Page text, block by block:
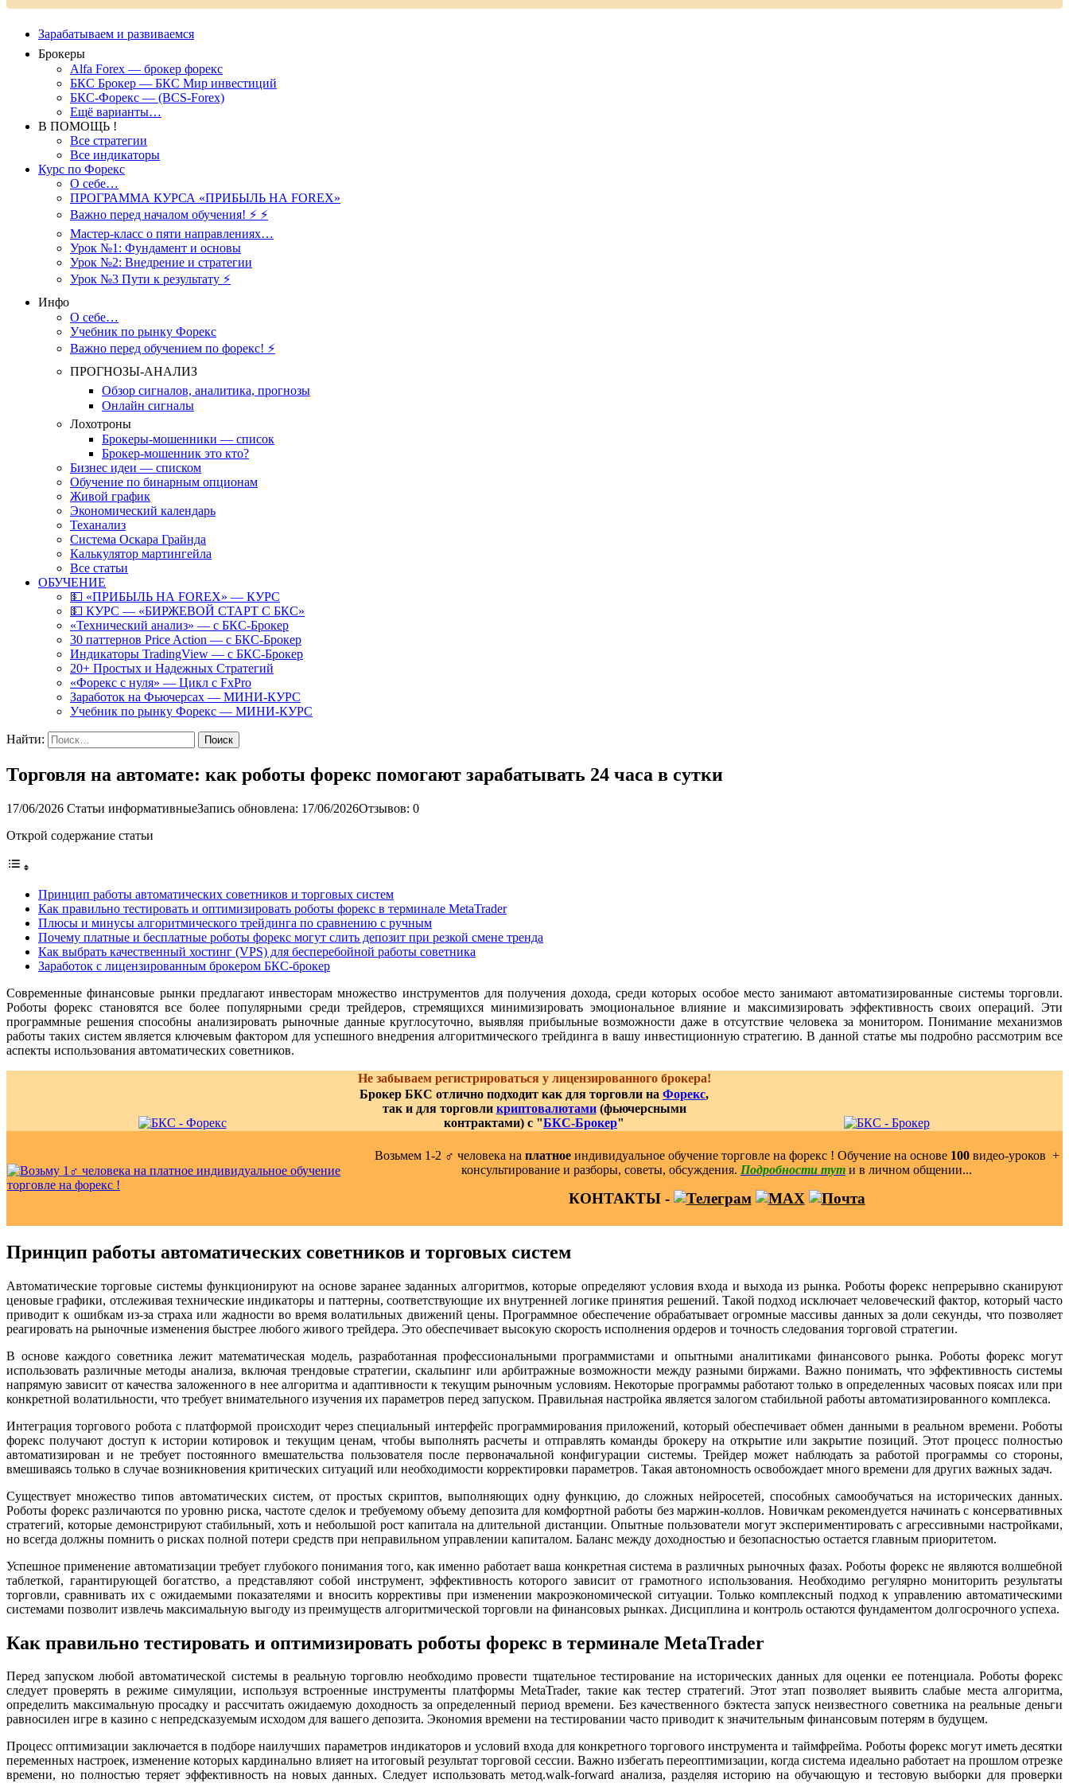
Зарабатываем и развиваемся
Брокеры
Alfa Forex — брокер форекс
БКС Брокер — БКС Мир инвестиций
БКС-Форекс — (BCS-Forex)
Ещё варианты…
В ПОМОЩЬ !
Все стратегии
Все индикаторы
Курс по Форекс
О себе…
ПРОГРАММА КУРСА «ПРИБЫЛЬ НА FOREX»
Важно перед началом обучения! ⚡ ⚡
Мастер-класс о пяти направлениях…
Урок №1: Фундамент и основы
Урок №2: Внедрение и стратегии
Урок №3 Пути к результату ⚡️
Инфо
О себе…
Учебник по рынку Форекс
Важно перед обучением по форекс! ⚡
ПРОГНОЗЫ-АНАЛИЗ
Обзор сигналов, аналитика, прогнозы
Онлайн сигналы
Лохотроны
Брокеры-мошенники — список
Брокер-мошенник это кто?
Бизнес идеи — списком
Обучение по бинарным опционам
Живой график
Экономический календарь
Теханализ
Система Оскара Грайнда
Калькулятор мартингейла
Все статьи
ОБУЧЕНИЕ
💵 «ПРИБЫЛЬ НА FOREX» — КУРС
💵 КУРС — «БИРЖЕВОЙ СТАРТ С БКС»
«Технический анализ» — с БКС-Брокер
30 паттернов Price Action — с БКС-Брокер
Индикаторы TradingView — с БКС-Брокер
20+ Простых и Надежных Стратегий
«Форекс с нуля» — Цикл с FxPro
Заработок на Фьючерсах — МИНИ-КУРС
Учебник по рынку Форекс — МИНИ-КУРС
Найти:
Торговля на автомате: как роботы форекс помогают зарабатывать 24 часа в сутки
17/06/2026 Статьи информативныеЗапись обновлена: 17/06/2026Отзывов: 0
Открой содержание статьи
Принцип работы автоматических советников и торговых систем
Как правильно тестировать и оптимизировать роботы форекс в терминале MetaTrader
Плюсы и минусы алгоритмического трейдинга по сравнению с ручным
Почему платные и бесплатные роботы форекс могут слить депозит при резкой смене тренда
Как выбрать качественный хостинг (VPS) для бесперебойной работы советника
Заработок с лицензированным брокером БКС-брокер
Современные финансовые рынки предлагают инвесторам множество инструментов для получения дохода, среди которых особое место занимают автоматизированные системы торговли.
Роботы форекс становятся все более популярными среди трейдеров, стремящихся минимизировать эмоциональное влияние и максимизировать эффективность своих операций. Эти
программные решения способны анализировать рыночные данные круглосуточно, выявляя прибыльные возможности даже в отсутствие человека за монитором. Понимание механизмов
работы таких систем является ключевым фактором для успешного внедрения алгоритмического трейдинга в вашу инвестиционную стратегию. В данной статье мы подробно рассмотрим все
аспекты использования автоматических советников.
Не забываем регистрироваться у лицензированного брокера!
Брокер БКС отлично подходит как для торговли на Форекс,
так и для торговли криптовалютами(фьючерсными
контрактами) с "БКС-Брокер"
Возьмем 1-2 ‍♂️ человека на платноеиндивидуальное обучение торговле на форекс ! Обучение на основе 100видео-уроков ️ +
консультирование и разборы, советы, обсуждения. Подробности тут и в личном общении...
КОНТАКТЫ -
Принцип работы автоматических советников и торговых систем
Автоматические торговые системы функционируют на основе заранее заданных алгоритмов, которые определяют условия входа и выхода из рынка. Роботы форекс непрерывно сканируют
ценовые графики, отслеживая технические индикаторы и паттерны, соответствующие их внутренней логике принятия решений. Такой подход исключает человеческий фактор, который часто
приводит к ошибкам из-за страха или жадности во время волатильных движений цены. Программное обеспечение обрабатывает огромные массивы данных за доли секунды, что позволяет
реагировать на рыночные изменения быстрее любого живого трейдера. Это обеспечивает высокую скорость исполнения ордеров и точность следования торговой стратегии.
В основе каждого советника лежит математическая модель, разработанная профессиональными программистами и опытными аналитиками финансового рынка. Роботы форекс могут
использовать различные методы анализа, включая трендовые стратегии, скальпинг или арбитражные возможности между разными биржами. Важно понимать, что эффективность системы
напрямую зависит от качества заложенного в нее алгоритма и адаптивности к текущим рыночным условиям. Некоторые программы работают только в определенных часовых поясах или при
конкретной волатильности, что требует внимательного изучения их параметров перед запуском. Правильная настройка является залогом стабильной работы автоматизированного комплекса.
Интеграция торгового робота с платформой происходит через специальный интерфейс программирования приложений, который обеспечивает обмен данными в реальном времени. Роботы
форекс получают доступ к истории котировок и текущим ценам, чтобы выполнять расчеты и отправлять команды брокеру на открытие или закрытие позиций. Этот процесс полностью
автоматизирован и не требует постоянного вмешательства пользователя после первоначальной конфигурации системы. Трейдер может наблюдать за работой программы со стороны,
вмешиваясь только в случае возникновения критических ситуаций или необходимости корректировки параметров. Такая автономность освобождает много времени для других важных задач.
Существует множество типов автоматических систем, от простых скриптов, выполняющих одну функцию, до сложных нейросетей, способных самообучаться на исторических данных.
Роботы форекс различаются по уровню риска, частоте сделок и требуемому объему депозита для комфортной работы без маржин-коллов. Новичкам рекомендуется начинать с консервативных
стратегий, которые демонстрируют стабильный, хоть и небольшой рост капитала на длительной дистанции. Опытные пользователи могут экспериментировать с агрессивными настройками,
но всегда должны помнить о рисках полной потери средств при неправильном управлении капиталом. Баланс между доходностью и безопасностью остается главным приоритетом.
Успешное применение автоматизации требует глубокого понимания того, как именно работает ваша конкретная система в различных рыночных фазах. Роботы форекс не являются волшебной
таблеткой, гарантирующей богатство, а представляют собой инструмент, эффективность которого зависит от грамотного использования. Необходимо регулярно мониторить результаты
торговли, сравнивать их с ожидаемыми показателями и вносить коррективы при изменении макроэкономической ситуации. Только комплексный подход к управлению автоматическими
системами позволит извлечь максимальную выгоду из преимуществ алгоритмической торговли на финансовых рынках. Дисциплина и контроль остаются фундаментом долгосрочного успеха.
Как правильно тестировать и оптимизировать роботы форекс в терминале MetaTrader
Перед запуском любой автоматической системы в реальную торговлю необходимо провести тщательное тестирование на исторических данных для оценки ее потенциала. Роботы форекс
следует проверять в режиме симуляции, используя встроенные инструменты платформы MetaTrader, такие как тестер стратегий. Этот этап позволяет выявить слабые места алгоритма,
определить максимальную просадку и рассчитать ожидаемую доходность за определенный период времени. Без качественного бэктеста запуск неизвестного советника на реальные деньги
равносилен игре в казино с непредсказуемым исходом для вашего депозита. Экономия времени на тестировании часто приводит к значительным финансовым потерям в будущем.
Процесс оптимизации заключается в подборе наилучших параметров индикаторов и условий входа для конкретного торгового инструмента и таймфрейма. Роботы форекс могут иметь десятки
переменных настроек, изменение которых кардинально влияет на итоговый результат торговой сессии. Важно избегать переоптимизации, когда система идеально работает на прошлом отрезке
времени, но полностью теряет эффективность на новых данных. Следует использовать метод.walk-forward анализа, разделяя историю на обучающую и тестовую выборки для проверки